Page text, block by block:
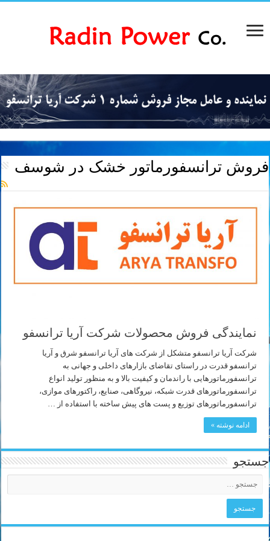
فروش ترانسفورماتور خشک در شوسف
نمایندگی فروش محصولات شرکت آریا ترانسفو
شرکت آریا ترانسفو متشکل از شرکت های آریا ترانسفو شرق و آریا
ترانسفو قدرت در راستای تقاضای بازارهای داخلی و جهانی به
ترانسفورماتورهایی با راندمان و کیفیت بالا و به منظور تولید انواع
ترانسفورماتورهای قدرت شبکه، نیروگاهی، صنایع، راکتورهای موازی،
ترانسفورماتورهای توزیع و پست های پیش ساخته با استفاده از …
ادامه نوشته »
جستجو